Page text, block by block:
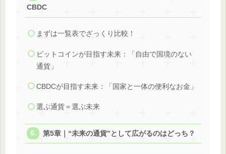
CBDC
まずは一覧表でざっくり比較！
ビットコインが目指す未来：「自由で国境のない
通貨」
CBDCが目指す未来：「国家と一体の便利なお金」
選ぶ通貨＝選ぶ未来
第5章｜“未来の通貨”として広がるのはどっち？